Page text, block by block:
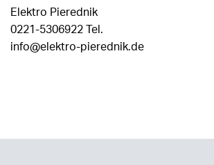
Elektro Pierednik
0221-5306922 Tel.
info@elektro-pierednik.de